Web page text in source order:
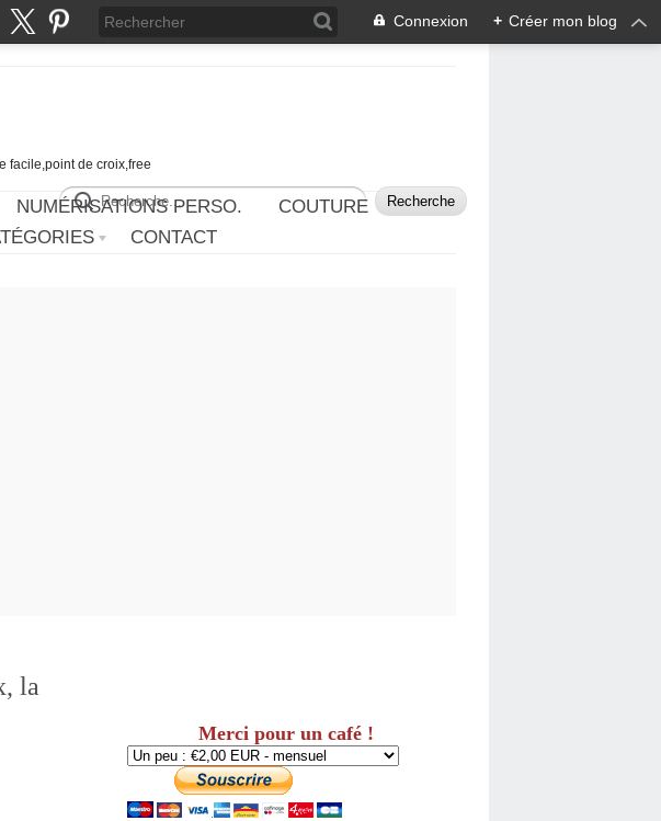
Connexion + Créer mon blog
facile,point de croix,free
NUMÉRISATIONS PERSO.
COUTURE
CONTACT
la
Merci pour un café !